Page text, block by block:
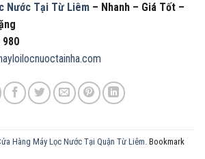
Nước Tại Từ Liêm – Nhanh – Giá Tốt –
980
Hàng Máy Lọc Nước Tại Quận Từ Liêm . Bookmark